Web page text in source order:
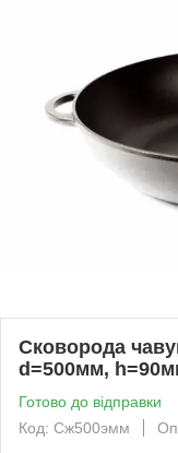
Сковорода
d=500мм,
Готово до відправки
Код: Сж500эмм